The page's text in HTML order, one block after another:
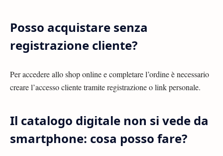
Posso acquistare senza
registrazione cliente?
Per accedere allo shop online e completare l’ordine è necessario
creare l’accesso cliente tramite registrazione o link personale.
Il catalogo digitale non si vede da
smartphone: cosa posso fare?